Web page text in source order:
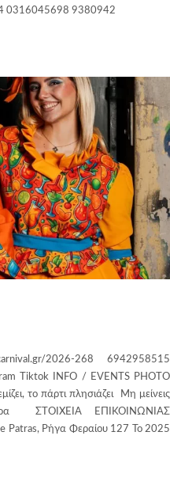
0316045698 9380942
2026-268 6942958515
Tiktok INFO / EVENTS PHOTO
το πάρτι πλησιάζει Μη μείνεις
ΣΤΟΙΧΕΙΑ ΕΠΙΚΟΙΝΩΝΙΑΣ
Ρήγα Φεραίου 127 Το 2025